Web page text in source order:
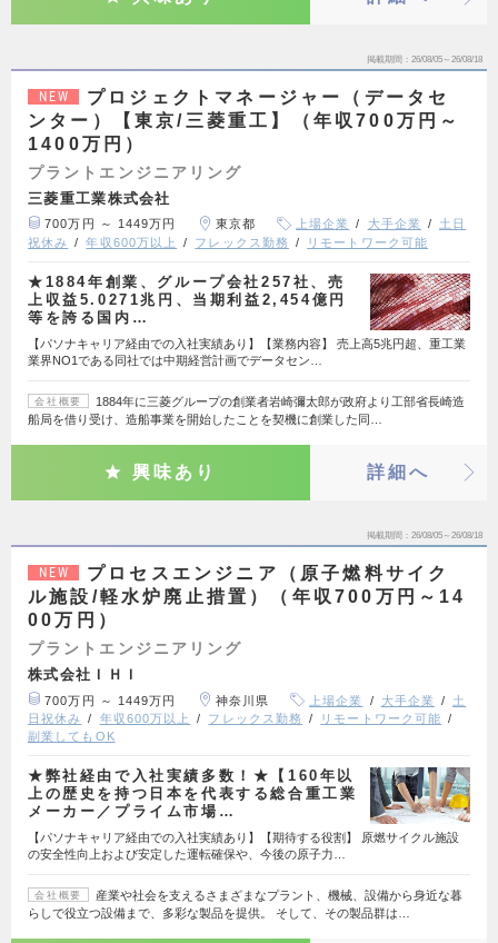
掲載期間 26/08/05～26/08/18
NEW
プロジェクトマネージャー（データセ
ンター）【東京/三菱重工】（年収700万円～
1400万円）
プラントエンジニアリング
三菱重工業株式会社
700万円 ～ 1449万円 東京都 上場企業 大手企業
土日
祝休み
年収600万以上 フレックス勤務 リモートワーク可能
★1884年創業、グループ会社257社、売
上収益5.0271兆円、当期利益2,454億円
等を誇る国内…
【パソナキャリア経由での入社実績あり】【業務内容】 売上高5兆円超、重工業
業界NO1である同社では中期経営計画でデータセン…
会社概要
1884年に三菱グループの創業者岩崎彌太郎が政府より工部省長崎造
船局を借り受け、造船事業を開始したことを契機に創業した同…
興味あり 詳細へ
掲載期間 26/08/05～26/08/18
NEW
プロセスエンジニア（原子燃料サイク
ル施設/軽水炉廃止措置）（年収700万円～14
00万円）
プラントエンジニアリング
株式会社ＩＨＩ
700万円 ～ 1449万円 神奈川県 上場企業 大手企業
土
日祝休み
年収600万以上 フレックス勤務
リモートワーク可能
副業してもOK
★弊社経由で入社実績多数！★【160年以
上の歴史を持つ日本を代表する総合重工業
メーカー／プライム市場…
【パソナキャリア経由での入社実績あり】【期待する役割】 原燃サイクル施設
の安全性向上および安定した運転確保や、今後の原子力…
会社概要
産業や社会を支えるさまざまなプラント、機械、設備から身近な暮
らしで役立つ設備まで、多彩な製品を提供。 そして、その製品群は…